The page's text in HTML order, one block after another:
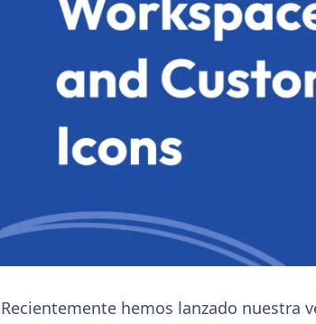
Recientemente hemos lanzado nuestra